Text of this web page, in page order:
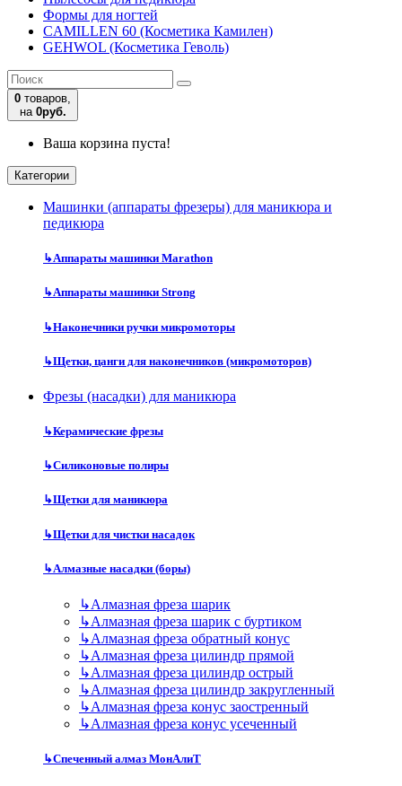
Формы для ногтей
CAMILLEN 60 (Косметика Камилен)
GEHWOL (Косметика Геволь)
0 товаров,
на 0руб.
Ваша корзина пуста!
Категории
Машинки (аппараты фрезеры) для маникюра и
педикюра
↳Аппараты машинки Marathon
↳Аппараты машинки Strong
↳Наконечники ручки микромоторы
↳Щетки, цанги для наконечников (микромоторов)
Фрезы (насадки) для маникюра
↳Керамические фрезы
↳Силиконовые полиры
↳Щетки для маникюра
↳Щетки для чистки насадок
↳Алмазные насадки (боры)
↳Алмазная фреза шарик
↳Алмазная фреза шарик с буртиком
↳Алмазная фреза обратный конус
↳Алмазная фреза цилиндр прямой
↳Алмазная фреза цилиндр острый
↳Алмазная фреза цилиндр закругленный
↳Алмазная фреза конус заостренный
↳Алмазная фреза конус усеченный
↳Спеченный алмаз МонАлиТ